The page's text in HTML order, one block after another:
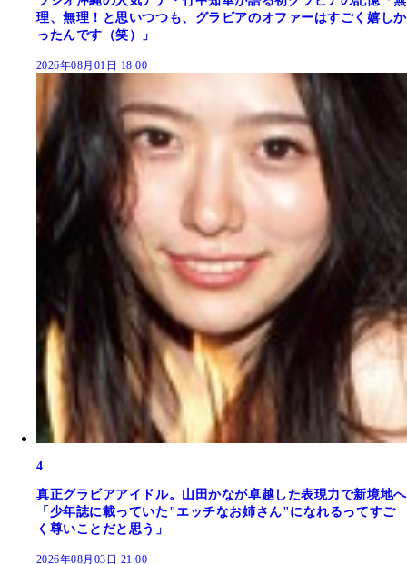
理、無理！と思いつつも、グラビアのオファーはすごく嬉しか
ったんです（笑）」
2026年08月01日 18:00
4
真正グラビアアイドル。山田かなが卓越した表現力で新境地へ
「少年誌に載っていた"エッチなお姉さん"になれるってすご
く尊いことだと思う」
2026年08月03日 21:00